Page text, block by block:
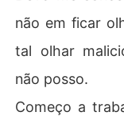
não em ficar
tal olhar
não posso.
Começo a